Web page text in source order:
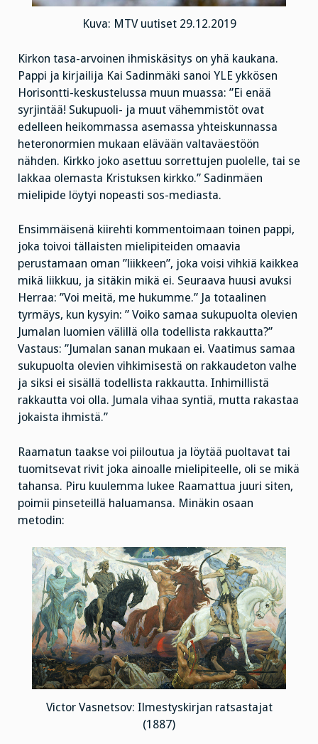
Kuva: MTV uutiset 29.12.2019
Kirkon tasa-arvoinen ihmiskäsitys on yhä kaukana.
Pappi ja kirjailija Kai Sadinmäki sanoi YLE ykkösen
Horisontti-keskustelussa muun muassa: ”Ei enää
syrjintää! Sukupuoli- ja muut vähemmistöt ovat
edelleen heikommassa asemassa yhteiskunnassa
heteronormien mukaan elävään valtaväestöön
nähden. Kirkko joko asettuu sorrettujen puolelle, tai se
lakkaa olemasta Kristuksen kirkko.” Sadinmäen
mielipide löytyi nopeasti sos-mediasta.
Ensimmäisenä kiirehti kommentoimaan toinen pappi,
joka toivoi tällaisten mielipiteiden omaavia
perustamaan oman ”liikkeen”, joka voisi vihkiä kaikkea
mikä liikkuu, ja sitäkin mikä ei. Seuraava huusi avuksi
Herraa: ”Voi meitä, me hukumme.” Ja totaalinen
tyrmäys, kun kysyin: ” Voiko samaa sukupuolta olevien
Jumalan luomien välillä olla todellista rakkautta?”
Vastaus: ”Jumalan sanan mukaan ei. Vaatimus samaa
sukupuolta olevien vihkimisestä on rakkaudeton valhe
ja siksi ei sisällä todellista rakkautta. Inhimillistä
rakkautta voi olla. Jumala vihaa syntiä, mutta rakastaa
jokaista ihmistä.”
Raamatun taakse voi piiloutua ja löytää puoltavat tai
tuomitsevat rivit joka ainoalle mielipiteelle, oli se mikä
tahansa. Piru kuulemma lukee Raamattua juuri siten,
poimii pinseteillä haluamansa. Minäkin osaan
metodin:
Victor Vasnetsov: Ilmestyskirjan ratsastajat
(1887)